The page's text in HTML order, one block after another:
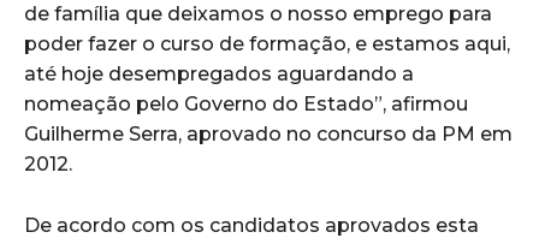
de família que deixamos o nosso emprego para
poder fazer o curso de formação, e estamos aqui,
até hoje desempregados aguardando a
nomeação pelo Governo do Estado”, afirmou
Guilherme Serra, aprovado no concurso da PM em
2012.
De acordo com os candidatos aprovados esta